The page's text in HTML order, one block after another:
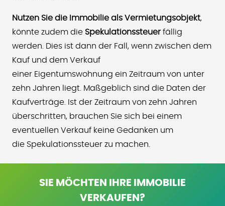
Nutzen Sie die Immobilie als Vermietungsobjekt,
könnte zudem die Spekulationssteuer fällig
werden. Dies ist dann der Fall, wenn zwischen dem
Kauf und dem Verkauf
einer Eigentumswohnung ein Zeitraum von unter
zehn Jahren liegt. Maßgeblich sind die Daten der
Kaufverträge. Ist der Zeitraum von zehn Jahren
überschritten, brauchen Sie sich bei einem
eventuellen Verkauf keine Gedanken um
die Spekulationssteuer zu machen.
SIE MÖCHTEN IHRE IMMOBILIE
VERKAUFEN?